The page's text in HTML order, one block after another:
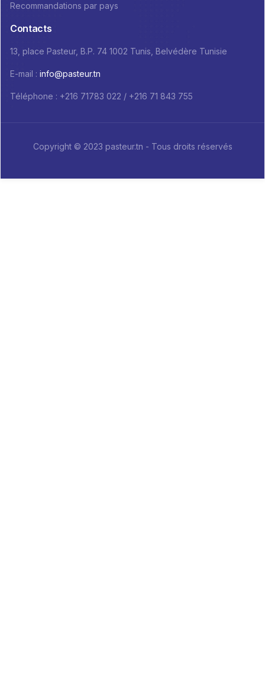
Recommandations par pays
Contacts
13, place Pasteur, B.P. 74 1002 Tunis, Belvédère Tunisie
E-mail : info@pasteur.tn
Téléphone : +216 71783 022 / +216 71 843 755
Copyright © 2023 pasteur.tn - Tous droits réservés